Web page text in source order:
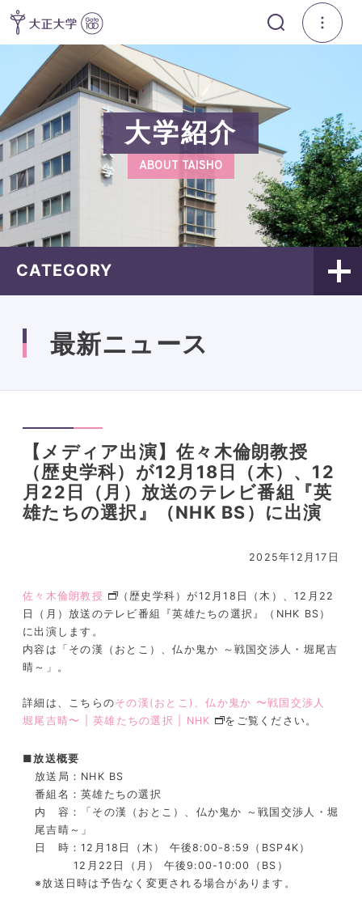
大学紹介
ABOUT TAISHO
CATEGORY
最新ニュース
【メディア出演】佐々木倫朗教授
（歴史学科）が12月18日（木）、12
月22日（月）放送のテレビ番組『英
雄たちの選択』（NHK BS）に出演
2025年12月17日
佐々木倫朗教授
（歴史学科）が12月18日（木）、12月22
日（月）放送のテレビ番組『英雄たちの選択』（NHK BS）
に出演します。
内容は「その漢（おとこ）、仏か鬼か ～戦国交渉人・堀尾吉
晴～」。
詳細は、こちらのその漢(おとこ)、仏か鬼か 〜戦国交渉人
堀尾吉晴〜 | 英雄たちの選択 | NHK
をご覧ください。
■放送概要
放送局：NHK BS
番組名：英雄たちの選択
内 容：「その漢（おとこ）、仏か鬼か ～戦国交渉人・堀
尾吉晴～」
日 時：12月18日（木） 午後8:00-8:59（BSP4K）
12月22日（月） 午後9:00-10:00（BS）
※放送日時は予告なく変更される場合があります。